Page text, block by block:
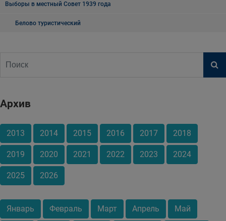
Выборы в местный Совет 1939 года
Белово туристический
Архив
2013 2014 2015 2016 2017 2018
2019 2020 2021 2022 2023 2024
2025 2026
Январь Февраль Март Апрель Май